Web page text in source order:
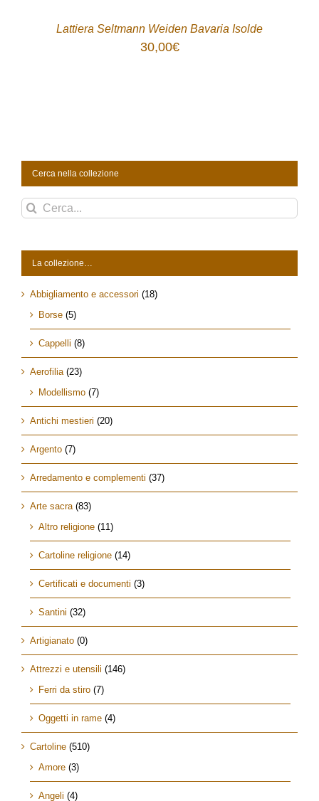
Lattiera Seltmann Weiden Bavaria Isolde
30,00€
Cerca nella collezione
Cerca
per:
La collezione…
Abbigliamento e accessori (18)
Borse (5)
Cappelli (8)
Aerofilia (23)
Modellismo (7)
Antichi mestieri (20)
Argento (7)
Arredamento e complementi (37)
Arte sacra (83)
Altro religione (11)
Cartoline religione (14)
Certificati e documenti (3)
Santini (32)
Artigianato (0)
Attrezzi e utensili (146)
Ferri da stiro (7)
Oggetti in rame (4)
Cartoline (510)
Amore (3)
Angeli (4)